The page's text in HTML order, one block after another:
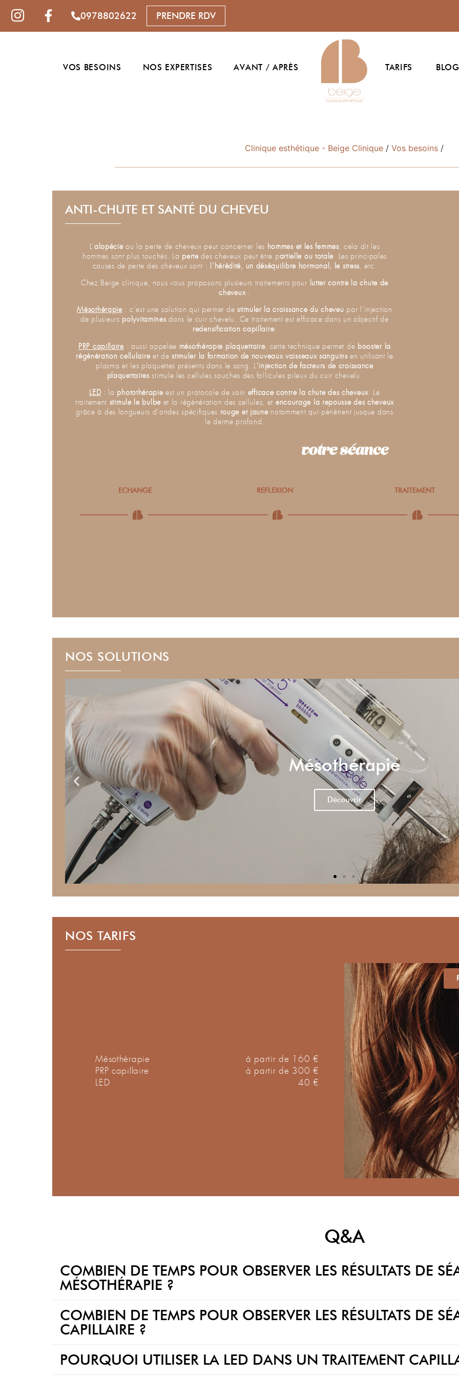
0978802622 PRENDRE RDV
VOS BESOINS NOS EXPERTISES AVANT / APRÈS TARIFS BLOG
Clinique esthétique - Beige Clinique / Vos besoins /
ANTI-CHUTE ET SANTÉ DU CHEVEU
L’alopécieou la perte de cheveux peut concerner les hommes et les femmes, cela dit les
hommes sont plus touchés. La pertedes cheveux peut être partielle ou totale . Les principales
causes de perte des cheveux sont :
l’hérédité, un déséquilibre hormonal, le stress , etc.
Chez Beige clinique, nous vous proposons plusieurs traitements pour lutter contre la chute de
cheveux:
Mésothérapie: c’est une solution qui permet de stimuler la croissance du cheveu par l’injection
de plusieurs polyvitaminesdans le cuir chevelu. Ce traitement est efficace dans un objectif de
redensification capillaire.
PRP capillaire: aussi appelée mésothérapie plaquettaire, cette technique permet de booster la
régénération cellulaireet destimuler la formation de nouveaux vaisseaux sanguinsen utilisant le
plasma et les plaquettes présents dans le sang. L’injection de facteurs de croissance
plaquettairesstimule les cellules souches des follicules pileux du cuir chevelu.
LED : la photothérapieest un protocole de soin efficace contre la chute des cheveux. Le
traitement stimule le bulbeet la régénération des cellules, et encourage la repousse des cheveux
grâce à des longueurs d’ondes spécifiques rouge et jaunenotamment qui pénètrent jusque dans
le derme profond.
votre séance
ECHANGE REFLEXION TRAITEMENT
NOS SOLUTIONS
NOS TARIFS
Mésothérapie
à partir de 160 €
PRP capillaire
à partir de 300 €
LED
40 €
Q&A
COMBIEN DE TEMPS POUR OBSERVER LES RÉSULTATS DE
MÉSOTHÉRAPIE ?
COMBIEN DE TEMPS POUR OBSERVER LES RÉSULTATS DE
CAPILLAIRE ?
POURQUOI UTILISER LA LED DANS UN TRAITEMENT